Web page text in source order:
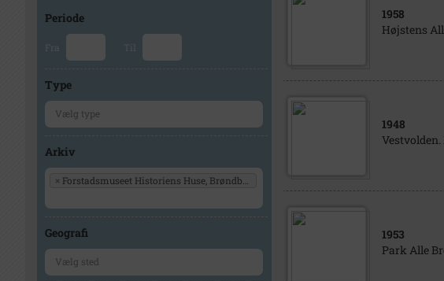
Periode
Fra Til
Type
Arkiv
× Forstadsmuseet Historiens Huse, Brøndby Lokalarkiv
Geografi
1958
Højstens
1948
1953
Park Alle